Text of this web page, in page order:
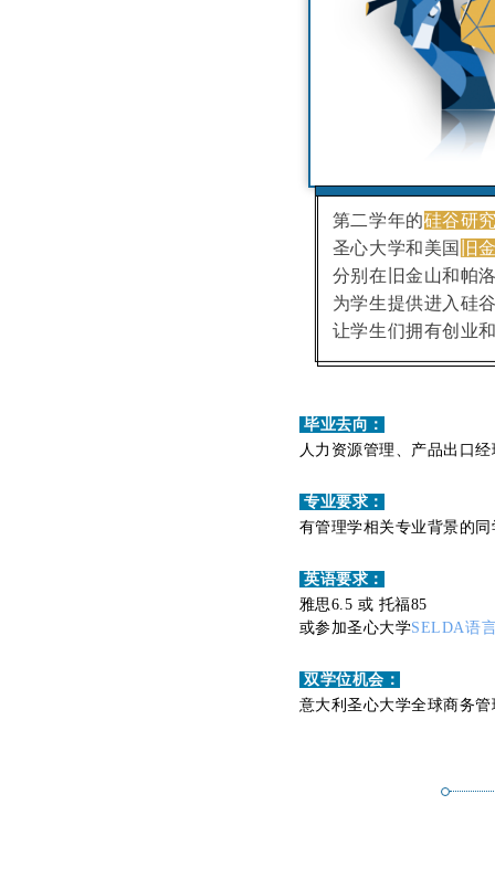
第二学年的硅谷研
圣心大学和美国
旧
分别在旧金山和帕
为学生提供进入硅
让学生们拥有创业
毕业去向：
人力资源管理、产品出口
专业要求：
有管理学相关专业背景的
英语要求：
雅思6.5 或 托福85
或参加圣心大学SELDA语
双学位机会：
意大利圣心大学全球商务